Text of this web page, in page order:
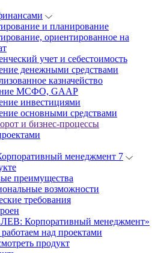
и планирование
ориентированное на
учет и себестоимость
денежными средствами
казначейство
МСФО, GAAP
инвестициями
основными средствами
и бизнес-процессы
менеджмент 7
преимущества
возможности
требования
Корпоративный менеджмент»
над проектами
продукт